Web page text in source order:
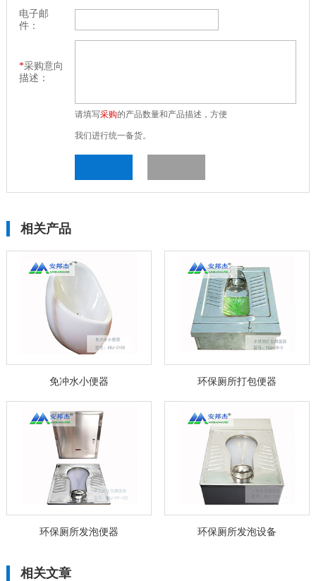
电子邮
件：
*采购意向
描述：
请填写采购的产品数量和产品描述，方便
我们进行统一备货。
相关产品
免冲水小便器 环保厕所打包便器
环保厕所发泡便器 环保厕所发泡设备
相关文章